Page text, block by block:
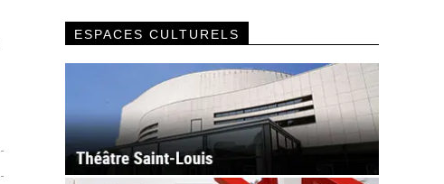
ESPACES CULTURELS